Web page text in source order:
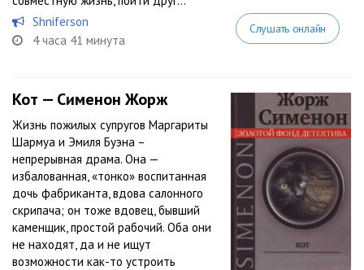
Shniferson
4 часа 41 минута
Слушать онлайн
Кот — Сименон Жорж
Жизнь пожилых супругов Маргариты
Шармуа и Эмиля Буэна –
непрерывная драма. Она —
избалованная, «тонко» воспитанная
дочь фабриканта, вдова салонного
скрипача; он тоже вдовец, бывший
каменщик, простой рабочий. Оба они
не находят, да и не ищут
возможности как-то устроить